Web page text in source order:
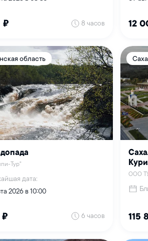
₽ 8 часов 12
область
Тур"
дата:
2026 в 10:00
₽ 6 часов
ООО
115